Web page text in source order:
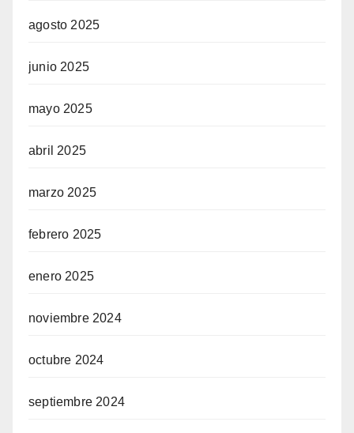
agosto 2025
junio 2025
mayo 2025
abril 2025
marzo 2025
febrero 2025
enero 2025
noviembre 2024
octubre 2024
septiembre 2024